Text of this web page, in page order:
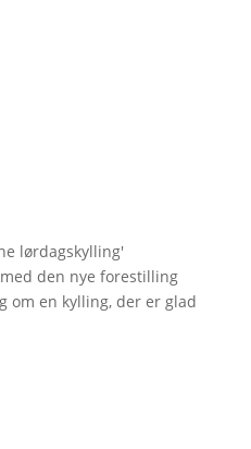
lørdagskylling'
den nye forestilling
om en kylling, der er glad